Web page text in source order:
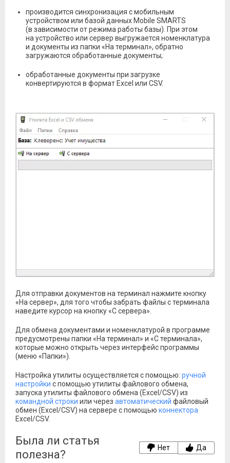
производится синхронизация с мобильным
устройством или базой данных Mobile SMARTS
(в зависимости от режима работы базы). При этом
на устройство или сервер выгружается номенклатура
и документы из папки «На терминал», обратно
загружаются обработанные документы;
обработанные документы при загрузке
конвертируются в формат Excel или CSV.
Для отправки документов на терминал нажмите кнопку
«На сервер», для того чтобы забрать файлы с терминала
наведите курсор на кнопку «С сервера».
Для обмена документами и номенклатурой в программе
предусмотрены папки «На терминал» и «С терминала»,
которые можно открыть через интерфейс программы
(меню «Папки»).
Настройка утилиты осуществляется с помощью: ручной
настройки с помощью утилиты файлового обмена,
запуска утилиты файлового обмена (Excel/CSV) из
командной строки или через автоматический файловый
обмен (Excel/CSV) на сервере с помощью коннектора
Excel/CSV.
Была ли статья
полезна?
Нет Да